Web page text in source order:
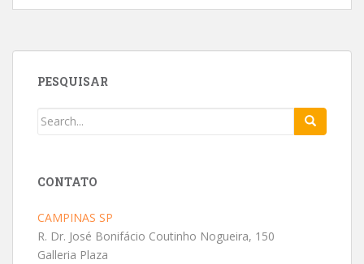
PESQUISAR
CONTATO
CAMPINAS SP
R. Dr. José Bonifácio Coutinho Nogueira, 150
Galleria Plaza